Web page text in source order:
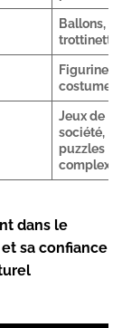
Ballons,
Figurines,
costumes
Jeux de
société,
puzzles
dans le
sa confiance